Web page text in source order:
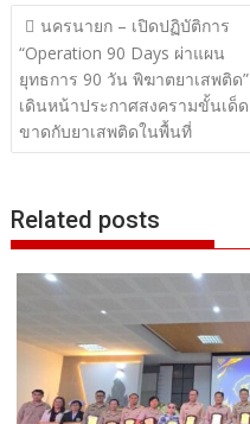
แนะแนว
เรื่อง
นครนายก – เปิดปฏิบัติการ
“Operation 90 Days ผ่าแผน
ยุทธการ 90 วัน พิฆาตยาเสพติด”
เดินหน้าประกาศสงครามขั้นเด็ด
ขาดกับยาเสพติดในพื้นที่
Related posts